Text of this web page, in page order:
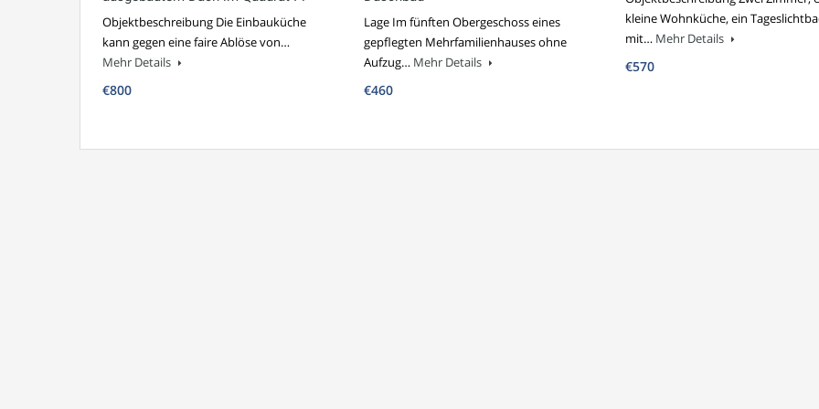
Objektbeschreibung Die Einbauküche
kann gegen eine faire Ablöse von…
Mehr Details
€800
Lage Im fünften Obergeschoss eines
gepflegten Mehrfamilienhauses ohne
Aufzug… Mehr Details
€460
kleine Wohnküche, ein
mit… Mehr Details
€570